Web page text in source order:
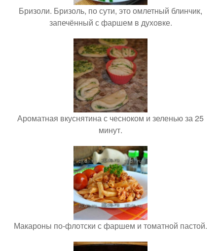
Бризоли. Бризоль, по сути, это омлетный блинчик,
запечённый с фаршем в духовке.
Ароматная вкуснятина с чесноком и зеленью за 25
минут.
Макароны по-флотски с фаршем и томатной пастой.